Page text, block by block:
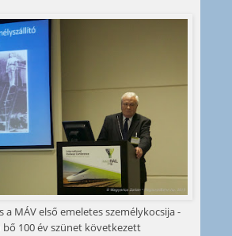
a MÁV első emeletes személykocsija -
bő 100 év szünet következett